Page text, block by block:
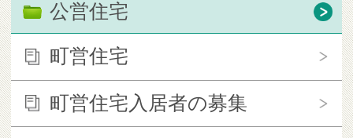
公営住宅
町営住宅
町営住宅入居者の募集